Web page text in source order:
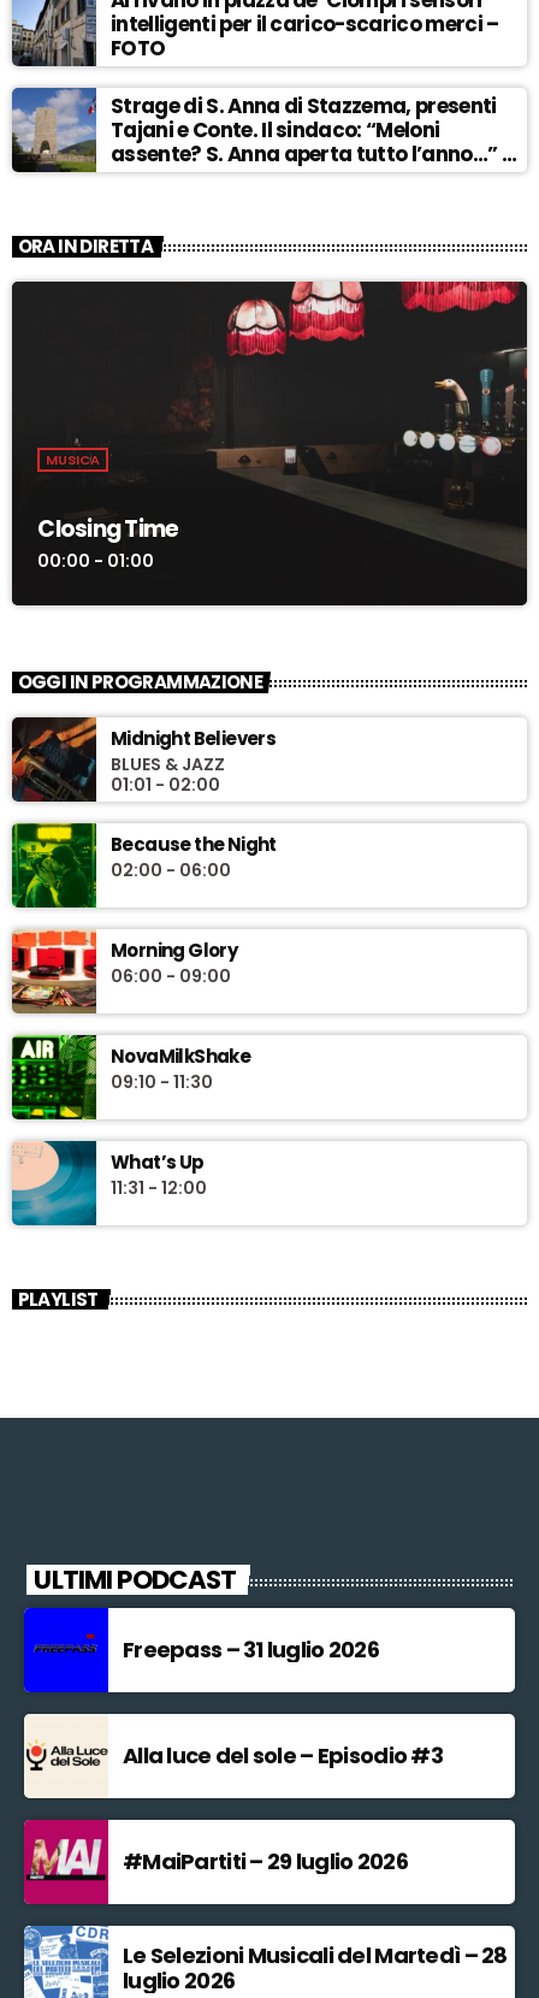
intelligenti per il carico-scarico merci –
FOTO
Strage di S. Anna di Stazzema, presenti
Tajani e Conte. Il sindaco: “Meloni
assente? S. Anna aperta tutto l’anno…” –
ASCOLTA
ORA IN DIRETTA
MUSICA
Closing Time
00:00 - 01:00
OGGI IN PROGRAMMAZIONE
Midnight Believers
BLUES & JAZZ
01:01 - 02:00
Because the Night
02:00 - 06:00
Morning Glory
06:00 - 09:00
NovaMilkShake
09:10 - 11:30
What’s Up
11:31 - 12:00
PLAYLIST
ULTIMI PODCAST
Freepass – 31 luglio 2026
Alla luce del sole – Episodio #3
#MaiPartiti – 29 luglio 2026
Le Selezioni Musicali del Martedì – 28
luglio 2026